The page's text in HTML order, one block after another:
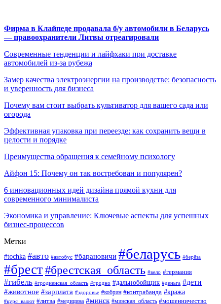
Фирма в Клайпеде продавала б/у автомобили в Беларусь
— правоохранители Литвы отреагировали
Современные тенденции и лайфхаки при доставке
автомобилей из-за рубежа
Замер качества электроэнергии на производстве: безопасность
и уверенность для бизнеса
Почему вам стоит выбрать культиватор для вашего сада или
огорода
Эффективная упаковка при переезде: как сохранить вещи в
целости и порядке
Преимущества обращения к семейному психологу
Айфон 15: Почему он так востребован и популярен?
6 инновационных идей дизайна прямой кухни для
современного минималиста
Экономика и управление: Ключевые аспекты для успешных
бизнес-процессов
Метки
#tochka #авто #автобус #барановичи #беларусь #берёза
#брест#брестская_область #вело #германия
#гибель #гродненская_область #гродно #дальнобойщик #деньга #дети
#животное #зарплата #здоровье #кобрин #контрабанда #кража
#курс_валют #литва #медицина #минск #минская_область #мошенничество